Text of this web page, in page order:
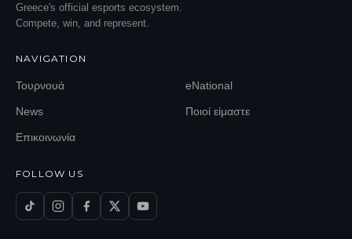
Greece's official esports ecosystem.
Compete, win, and represent.
NAVIGATION
Τουρνουά eNational
News Ποιοί είμαστε
Επικοινωνία
FOLLOW US